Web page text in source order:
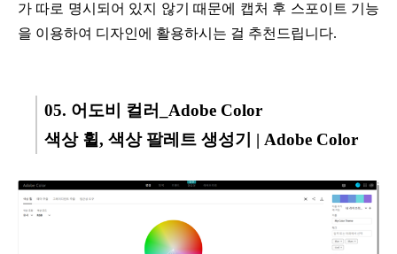
가 따로 명시되어 있지 않기 때문에 캡처 후 스포이트 기능
을 이용하여 디자인에 활용하시는 걸 추천드립니다.
05. 어도비 컬러_Adobe Color
색상 휠, 색상 팔레트 생성기 | Adobe Color